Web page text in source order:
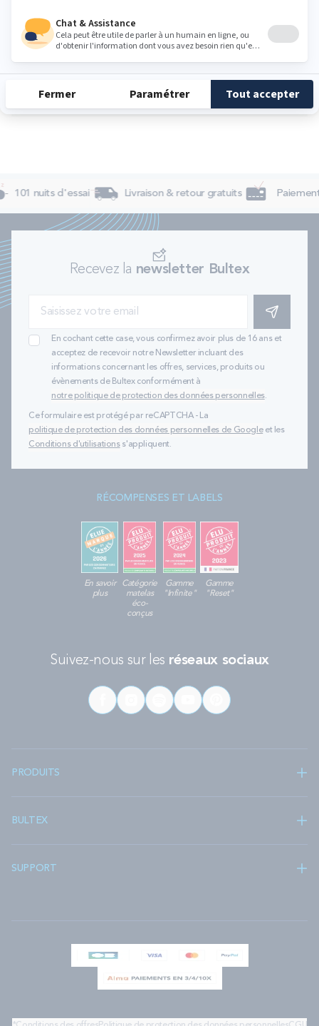
Vendredi 10:00 - 19:00
Dimanche Fermé
101 nuits d'essai Livraison & retour gratuits
Recevez la newsletter Bultex
S'INSCRIRE
En cochant cette case, vous confirmez avoir plus de 16 ans et
acceptez de recevoir notre Newsletter incluant des
informations concernant les offres, services, produits ou
évènements de Bultex conformément à
notre politique de protection des données personnelles.
Ce formulaire est protégé par reCAPTCHA - La
politique de protection des données personnelles de Googleet les
Conditions d'utilisationss'appliquent.
RÉCOMPENSES ET LABELS
En savoir
plus
Catégorie
matelas
éco-
conçus
Gamme
"Infinite"
Gamme
"Reset"
Suivez-nous sur les réseaux sociaux
PRODUITS
BULTEX
SUPPORT